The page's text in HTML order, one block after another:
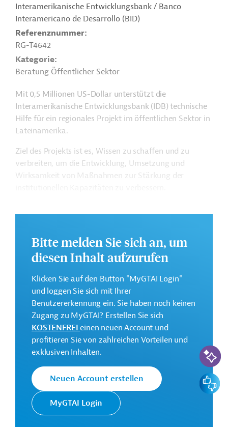
Interamerikanische Entwicklungsbank / Banco
Interamericano de Desarrollo (BID)
Referenznummer
RG-T4642
Kategorie
Beratung Öffentlicher Sektor
Mit 0,5 Millionen US-Dollar unterstützt die
Interamerikanische Entwicklungsbank (IDB) technische
Hilfe für ein regionales Projekt im öffentlichen Sektor in
Lateinamerika.
Ziel des Projekts ist es, Wissen zu schaffen und zu
verbreiten, um die Entwicklung, Umsetzung und
Wirksamkeit von Maßnahmen zur Stärkung der
GTAI informiert über die
IDB : Schwerpunkte, Regularien
und praktische Hinweise zur Geschäftsanbahnung.
0,5 Millionen US-Dollar
Geberbeitrag:
0,5 Millionen US-Dollar (Zuschuss)
Kontaktadresse
Interamerikanische
Die IDB ist die wichtigste
multilaterale
Bitte melden Sie sich an, um
diesen Inhalt aufzurufen
Klicken Sie auf den Button "MyGTAI Login"
und loggen Sie sich mit Ihrer
Benutzererkennung ein. Sie haben noch keinen
Zugang zu MyGTAI? Erstellen Sie sich
KOSTENFREIeinen neuen Account und
profitieren Sie von zahlreichen Vorteilen und
exklusiven Inhalten.
Neuen Account erstellen
MyGTAI Login
KI-